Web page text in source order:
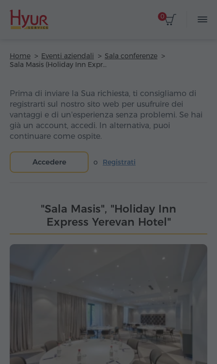
0
Home Eventi aziendali
Sala conferenze
Sala Masis (Holiday Inn Express Yerevan Hotel)
Prima di inviare la Sua richiesta, ti consigliamo di
registrarti sul nostro sito web per usufruire dei
vantaggi e di un'esperienza senza problemi. Se hai
già un account, accedi. In alternativa, puoi
continuare come ospite.
Accedere o Registrati
"Sala Masis", "Holiday Inn
Express Yerevan Hotel"